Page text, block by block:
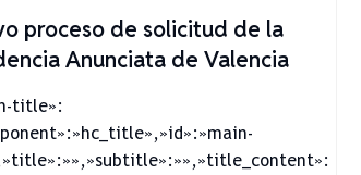
proceso de solicitud de la
Anunciata de Valencia
title»: